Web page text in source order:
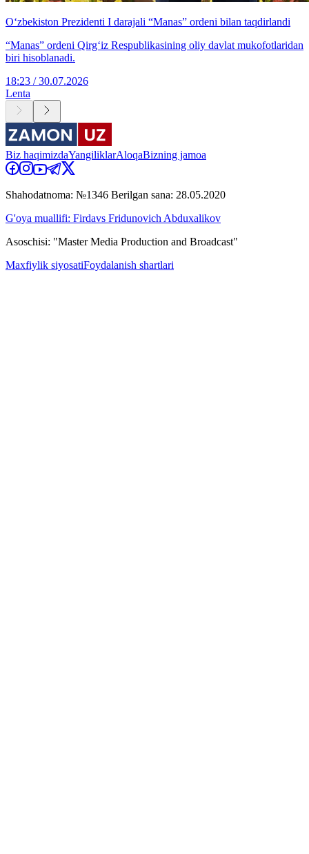
O‘zbekiston Prezidenti I darajali “Manas” ordeni bilan taqdirlandi
“Manas” ordeni Qirg‘iz Respublikasining oliy davlat mukofotlaridan
biri hisoblanadi.
18:23 / 30.07.2026
Lenta
Biz haqimizdaYangiliklarAloqaBizning jamoa
Shahodatnoma: №1346 Berilgan sana: 28.05.2020
G'oya muallifi: Firdavs Fridunovich Abduxalikov
Asoschisi: "Master Media Production and Broadcast"
Maxfiylik siyosatiFoydalanish shartlari